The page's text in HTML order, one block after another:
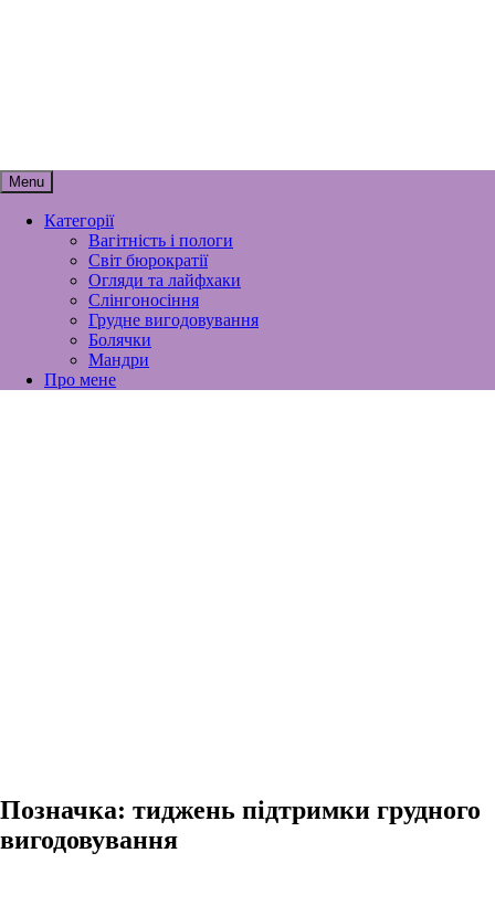
Menu
Категорії
Вагітність і пологи
Світ бюрократії
Огляди та лайфхаки
Слінгоносіння
Грудне вигодовування
Болячки
Мандри
Про мене
Позначка: тиджень підтримки грудного
вигодовування